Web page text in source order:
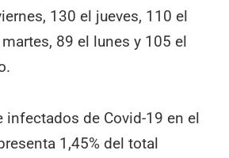
130 el jueves, 110 el
89 el lunes y 105 el
infectados de Covid-19 en el
1,45% del total